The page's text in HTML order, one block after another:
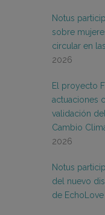
Notus
sobre
circular en
2026
El proyecto
actuaciones
validación
Cambio
2026
Notus
del nuevo
de EchoLove